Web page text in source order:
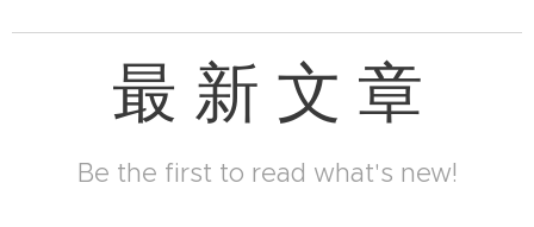
最 新 文 章
Be the first to read what's new!